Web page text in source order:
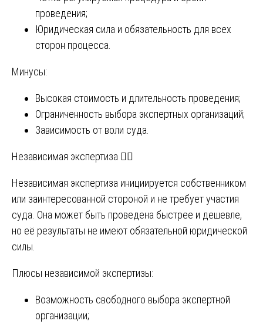
проведения;
Юридическая сила и обязательность для всех
сторон процесса.
Минусы:
Высокая стоимость и длительность проведения;
Ограниченность выбора экспертных организаций;
Зависимость от воли суда.
Независимая экспертиза 🤷‍♂️
Независимая экспертиза инициируется собственником
или заинтересованной стороной и не требует участия
суда. Она может быть проведена быстрее и дешевле,
но её результаты не имеют обязательной юридической
силы.
Плюсы независимой экспертизы:
Возможность свободного выбора экспертной
организации;